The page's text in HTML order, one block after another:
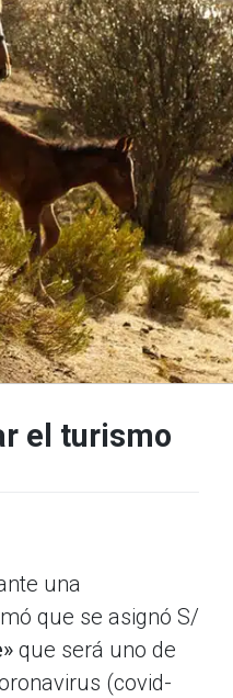
el turismo
una
que se asignó S/
que será uno de
(covid-